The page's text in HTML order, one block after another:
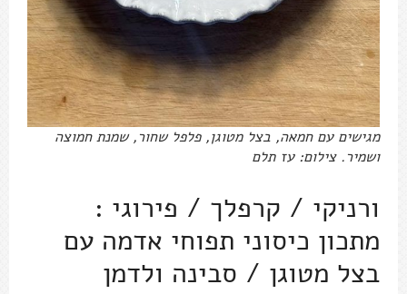
מגישים עם חמאה, בצל מטוגן, פלפל שחור, שמנת חמוצה
ושמיר. צילום: עז תלם
ורניקי / קרפלך / פירוגי :
מתכון כיסוני תפוחי אדמה עם
בצל מטוגן / סבינה ולדמן